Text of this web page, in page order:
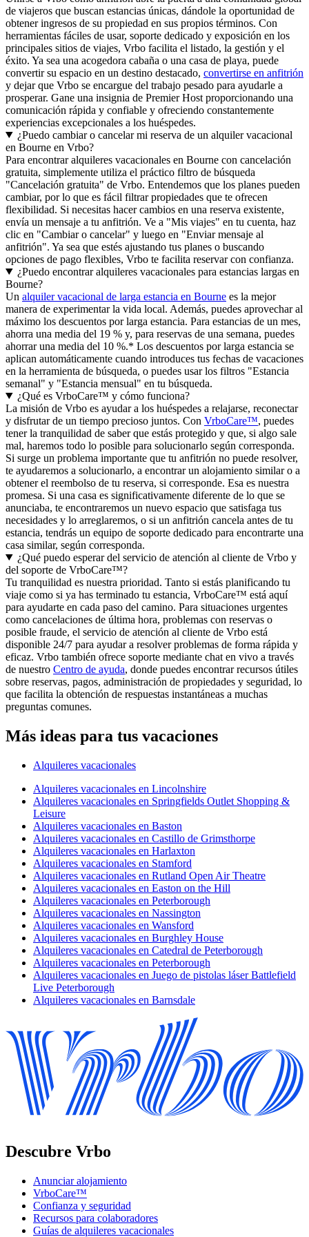
de viajeros que buscan estancias únicas, dándole la oportunidad de
obtener ingresos de su propiedad en sus propios términos. Con
herramientas fáciles de usar, soporte dedicado y exposición en los
principales sitios de viajes, Vrbo facilita el listado, la gestión y el
éxito. Ya sea una acogedora cabaña o una casa de playa, puede
convertir su espacio en un destino destacado, convertirse en anfitrión
y dejar que Vrbo se encargue del trabajo pesado para ayudarle a
prosperar. Gane una insignia de Premier Host proporcionando una
comunicación rápida y confiable y ofreciendo constantemente
experiencias excepcionales a los huéspedes.
¿Puedo cambiar o cancelar mi reserva de un alquiler vacacional
en Bourne en Vrbo?
Para encontrar alquileres vacacionales en Bourne con cancelación
gratuita, simplemente utiliza el práctico filtro de búsqueda
"Cancelación gratuita" de Vrbo. Entendemos que los planes pueden
cambiar, por lo que es fácil filtrar propiedades que te ofrecen
flexibilidad. Si necesitas hacer cambios en una reserva existente,
envía un mensaje a tu anfitrión. Ve a "Mis viajes" en tu cuenta, haz
clic en "Cambiar o cancelar" y luego en "Enviar mensaje al
anfitrión". Ya sea que estés ajustando tus planes o buscando
opciones de pago flexibles, Vrbo te facilita reservar con confianza.
¿Puedo encontrar alquileres vacacionales para estancias largas en
Bourne?
Un alquiler vacacional de larga estancia en Bourne es la mejor
manera de experimentar la vida local. Además, puedes aprovechar al
máximo los descuentos por larga estancia. Para estancias de un mes,
ahorra una media del 19 % y, para reservas de una semana, puedes
ahorrar una media del 10 %.* Los descuentos por larga estancia se
aplican automáticamente cuando introduces tus fechas de vacaciones
en la herramienta de búsqueda, o puedes usar los filtros "Estancia
semanal" y "Estancia mensual" en tu búsqueda.
¿Qué es VrboCare™ y cómo funciona?
La misión de Vrbo es ayudar a los huéspedes a relajarse, reconectar
y disfrutar de un tiempo precioso juntos. Con VrboCare™, puedes
tener la tranquilidad de saber que estás protegido y que, si algo sale
mal, haremos todo lo posible para solucionarlo según corresponda.
Si surge un problema importante que tu anfitrión no puede resolver,
te ayudaremos a solucionarlo, a encontrar un alojamiento similar o a
obtener el reembolso de tu reserva, si corresponde. Esa es nuestra
promesa. Si una casa es significativamente diferente de lo que se
anunciaba, te encontraremos un nuevo espacio que satisfaga tus
necesidades y lo arreglaremos, o si un anfitrión cancela antes de tu
estancia, tendrás un equipo de soporte dedicado para encontrarte una
casa similar, según corresponda.
¿Qué puedo esperar del servicio de atención al cliente de Vrbo y
del soporte de VrboCare™?
Tu tranquilidad es nuestra prioridad. Tanto si estás planificando tu
viaje como si ya has terminado tu estancia, VrboCare™ está aquí
para ayudarte en cada paso del camino. Para situaciones urgentes
como cancelaciones de última hora, problemas con reservas o
posible fraude, el servicio de atención al cliente de Vrbo está
disponible 24/7 para ayudar a resolver problemas de forma rápida y
eficaz. Vrbo también ofrece soporte mediante chat en vivo a través
de nuestro Centro de ayuda, donde puedes encontrar recursos útiles
sobre reservas, pagos, administración de propiedades y seguridad, lo
que facilita la obtención de respuestas instantáneas a muchas
preguntas comunes.
Más ideas para tus vacaciones
Alquileres vacacionales
Alquileres vacacionales en Lincolnshire
Alquileres vacacionales en Springfields Outlet Shopping &
Leisure
Alquileres vacacionales en Baston
Alquileres vacacionales en Castillo de Grimsthorpe
Alquileres vacacionales en Harlaxton
Alquileres vacacionales en Stamford
Alquileres vacacionales en Rutland Open Air Theatre
Alquileres vacacionales en Easton on the Hill
Alquileres vacacionales en Peterborough
Alquileres vacacionales en Nassington
Alquileres vacacionales en Wansford
Alquileres vacacionales en Burghley House
Alquileres vacacionales en Catedral de Peterborough
Alquileres vacacionales en Peterborough
Alquileres vacacionales en Juego de pistolas láser Battlefield
Live Peterborough
Alquileres vacacionales en Barnsdale
Descubre Vrbo
Anunciar alojamiento
VrboCare™
Confianza y seguridad
Recursos para colaboradores
Guías de alquileres vacacionales